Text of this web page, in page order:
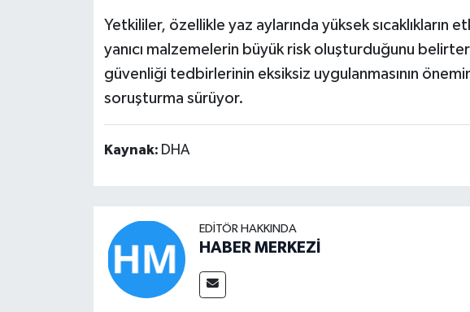
Yetkililer, özellikle yaz aylarında yüksek sıcaklıkların
yanıcı malzemelerin büyük risk oluşturduğunu
güvenliği tedbirlerinin eksiksiz uygulanmasının
soruşturma sürüyor.
Kaynak: DHA
EDITÖR HAKKINDA
HABER MERKEZİ